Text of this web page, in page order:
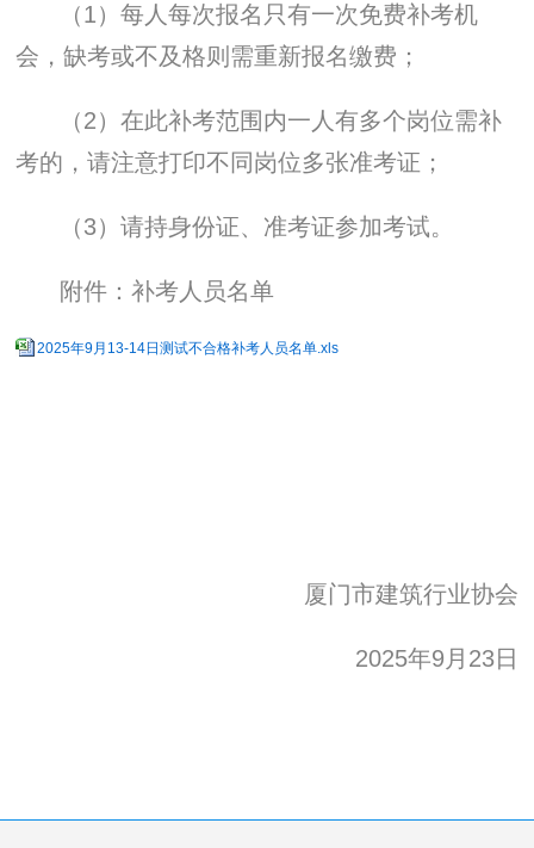
（1）每人每次报名只有一次免费补考机
会，缺考或不及格则需重新报名缴费；
（2）在此补考范围内一人有多个岗位需补
考的，请注意打印不同岗位多张准考证；
（3）请持身份证、准考证参加考试。
附件：补考人员名单
2025年9月13-14日测试不合格补考人员名单.xls
厦门市建筑行业协会
2025年9月23日